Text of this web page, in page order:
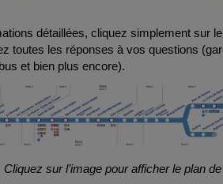
détaillées, cliquez simplement sur
toutes les réponses à vos questions
et bien plus encore).
Cliquez sur l’image pour afficher le plan